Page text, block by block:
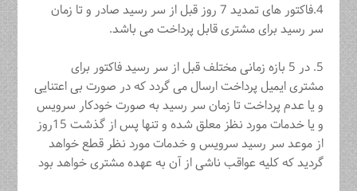
4.فاکتور های تمدید 7 روز قبل از سر رسید صادر و تا زمان
سر رسید برای مشتری قابل پرداخت می باشد.
5. در 5 بازه زمانی مختلف قبل از سر رسید فاکتور برای
مشتری ایمیل پرداخت ارسال می گردد که در صورت بی اعتنایی
و یا عدم پرداخت تا زمان سر رسید به صورت خودکار سرویس
و یا خدمات مورد نظز معلق شده و تنها پس از گذشت 15روز
از موعد سر رسید سرویس و خدمات مورد نظر قطع خواهد
گردید که کلیه عواقب ناشی از آن به عهده مشتری خواهد بود